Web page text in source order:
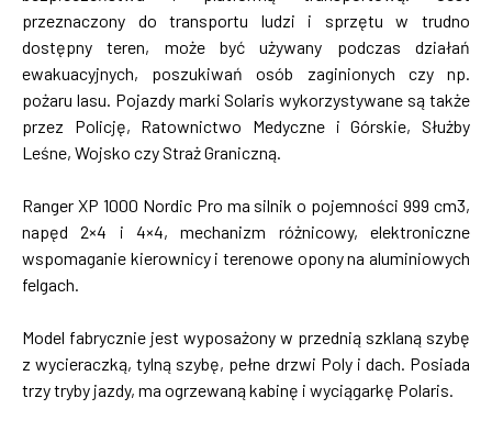
przeznaczony do transportu ludzi i sprzętu w trudno
dostępny teren, może być używany podczas działań
ewakuacyjnych, poszukiwań osób zaginionych czy np.
pożaru lasu. Pojazdy marki Solaris wykorzystywane są także
przez Policję, Ratownictwo Medyczne i Górskie, Służby
Leśne, Wojsko czy Straż Graniczną.
Ranger XP 1000 Nordic Pro ma silnik o pojemności 999 cm3,
napęd 2×4 i 4×4, mechanizm różnicowy, elektroniczne
wspomaganie kierownicy i terenowe opony na aluminiowych
felgach.
Model fabrycznie jest wyposażony w przednią szklaną szybę
z wycieraczką, tylną szybę, pełne drzwi Poly i dach. Posiada
trzy tryby jazdy, ma ogrzewaną kabinę i wyciągarkę Polaris.